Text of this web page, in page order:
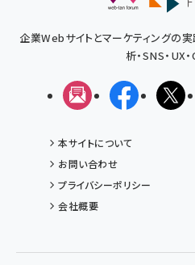
企業Webサイトとマーケティングの
析・SNS・UX
メルマガFacebook
本サイトについて
お問い合わせ
プライバシーポリシー
会社概要